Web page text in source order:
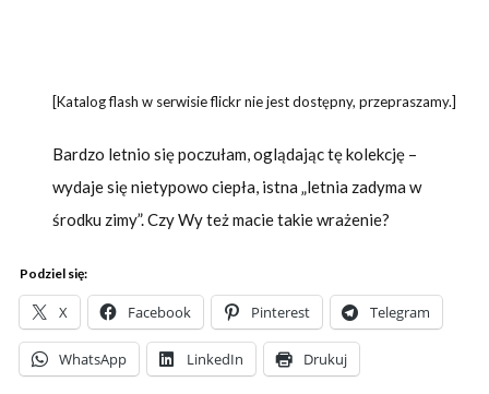
[Katalog flash w serwisie flickr nie jest dostępny, przepraszamy.]
Bardzo letnio się poczułam, oglądając tę kolekcję –
wydaje się nietypowo ciepła, istna „letnia zadyma w
środku zimy”. Czy Wy też macie takie wrażenie?
Podziel się:
X Facebook Pinterest Telegram
WhatsApp LinkedIn Drukuj